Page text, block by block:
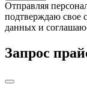
Отправляя
подтверждаю свое
данных и
Запрос